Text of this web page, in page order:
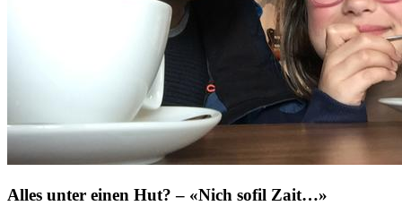
Alles unter einen Hut? – «Nich sofil Zait…»